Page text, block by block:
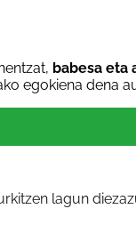
babesa eta
egokiena dena
lagun